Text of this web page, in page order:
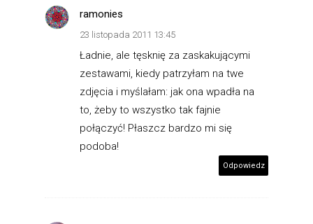
ramonies
23 listopada 2011 13:45
Ładnie, ale tęsknię za zaskakującymi
zestawami, kiedy patrzyłam na twe
zdjęcia i myślałam: jak ona wpadła na
to, żeby to wszystko tak fajnie
połączyć! Płaszcz bardzo mi się
podoba!
Odpowiedz